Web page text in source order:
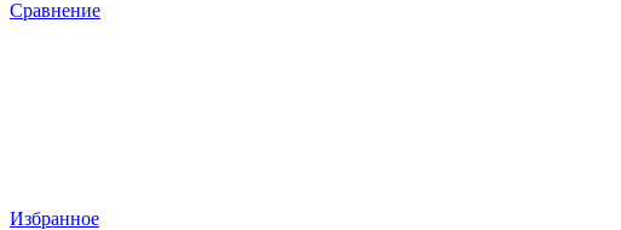
Сравнение
Избранное